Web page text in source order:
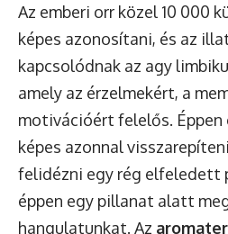
Az emberi orr közel 10 000
képes azonosítani, és az
kapcsolódnak az agy
amely az érzelmekért, a
motivációért felelős.
képes azonnal
felidézni egy rég elfeledett
éppen egy pillanat alatt
hangulatunkat. Az